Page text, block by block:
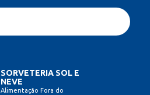
SORVETERIA SOL E
NEVE
Alimentação Fora do